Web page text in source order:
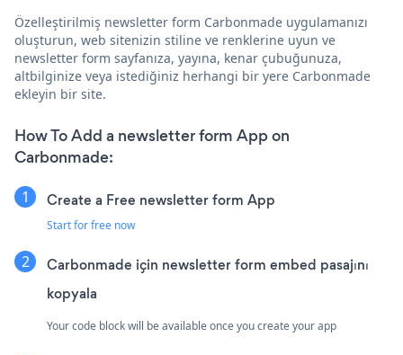
Özelleştirilmiş newsletter form Carbonmade uygulamanızı
oluşturun, web sitenizin stiline ve renklerine uyun ve
newsletter form sayfanıza, yayına, kenar çubuğunuza,
altbilginize veya istediğiniz herhangi bir yere Carbonmade
ekleyin bir site.
How To Add a newsletter form App on
Carbonmade:
Create a Free newsletter form App
Start for free now
Carbonmade için newsletter form embed pasajını
kopyala
Your code block will be available once you create your app